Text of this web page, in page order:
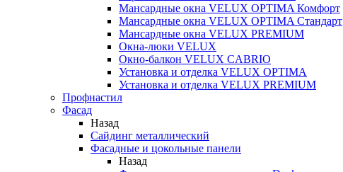
Мансардные окна VELUX OPTIMA Комфорт
Мансардные окна VELUX OPTIMA Стандарт
Мансардные окна VELUX PREMIUM
Окна-люки VELUX
Окно-балкон VELUX CABRIO
Установка и отделка VELUX OPTIMA
Установка и отделка VELUX PREMIUM
Профнастил
Фасад
Назад
Сайдинг металлический
Фасадные и цокольные панели
Назад